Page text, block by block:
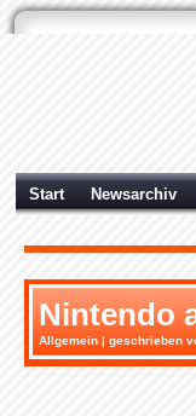
Start Newsarchiv
Nintendo
Allgemein | geschrieben